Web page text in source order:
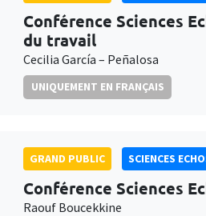
Conférence Sciences
du travail
Cecilia García – Peñalosa
UNIQUEMENT EN FRANÇAIS
GRAND PUBLIC SCIENCES
Conférence Sciences
Raouf Boucekkine